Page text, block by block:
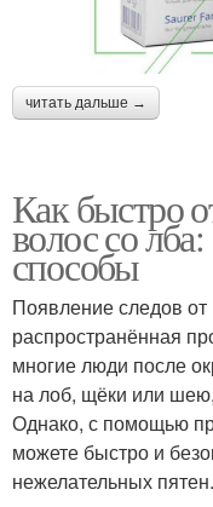
читать дальше →
Как быстро
волос со
способы
Появление следов от
распространённая
многие люди после
на лоб, щёки или шею,
Однако, с помощью
можете быстро и
нежелательных пятен.